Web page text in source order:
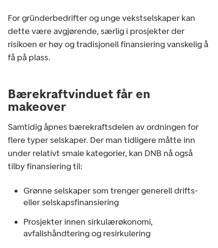
For gründerbedrifter og unge vekstselskaper kan
dette være avgjørende, særlig i prosjekter der
risikoen er høy og tradisjonell finansiering vanskelig å
få på plass.
Bærekraftvinduet får en
makeover
Samtidig åpnes bærekraftsdelen av ordningen for
flere typer selskaper. Der man tidligere måtte inn
under relativt smale kategorier, kan DNB nå også
tilby finansiering til:
Grønne selskaper som trenger generell drifts-
eller selskapsfinansiering
Prosjekter innen sirkulærøkonomi,
avfallshåndtering og resirkulering